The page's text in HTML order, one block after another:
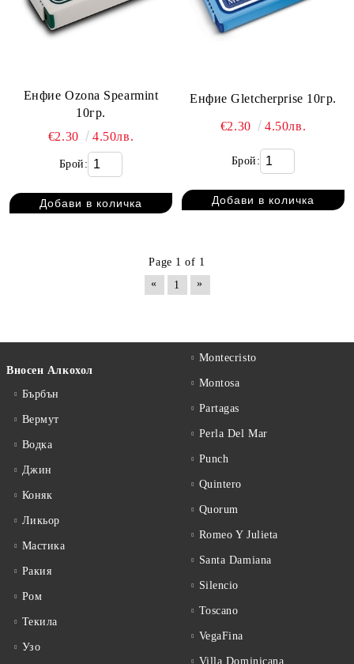
Енфие Ozona Spearmint
10гр.
€2.30
4.50лв.
Брой:
Енфие Gletcherprise 10гр.
€2.30 4.50лв.
Брой:
Page 1 of 1
«
1 »
Вносен Алкохол
Бърбън
Вермут
Водка
Джин
Коняк
Ликьор
Мастика
Ракия
Ром
Текила
Узо
Montecristo
Montosa
Partagas
Perla Del Mar
Punch
Quintero
Quorum
Romeo Y Julieta
Santa Damiana
Silencio
Toscano
VegaFina
Villa Dominicana